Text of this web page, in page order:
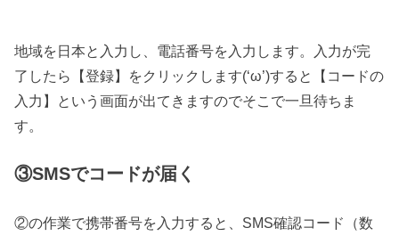
地域を日本と入力し、電話番号を入力します。入力が完
了したら【登録】をクリックします(‘ω’)すると【コードの
入力】という画面が出てきますのでそこで一旦待ちま
す。
③SMSでコードが届く
②の作業で携帯番号を入力すると、SMS確認コード（数